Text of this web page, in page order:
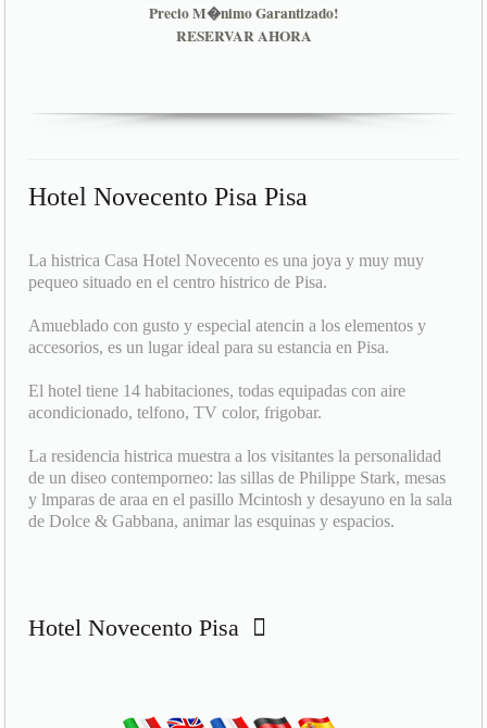
Precio M�nimo Garantizado!
RESERVAR AHORA
Hotel Novecento Pisa Pisa
La histrica Casa Hotel Novecento es una joya y muy muy
pequeo situado en el centro histrico de Pisa.
Amueblado con gusto y especial atencin a los elementos y
accesorios, es un lugar ideal para su estancia en Pisa.
El hotel tiene 14 habitaciones, todas equipadas con aire
acondicionado, telfono, TV color, frigobar.
La residencia histrica muestra a los visitantes la personalidad
de un diseo contemporneo: las sillas de Philippe Stark, mesas
y lmparas de araa en el pasillo Mcintosh y desayuno en la sala
de Dolce & Gabbana, animar las esquinas y espacios.
Hotel Novecento Pisa